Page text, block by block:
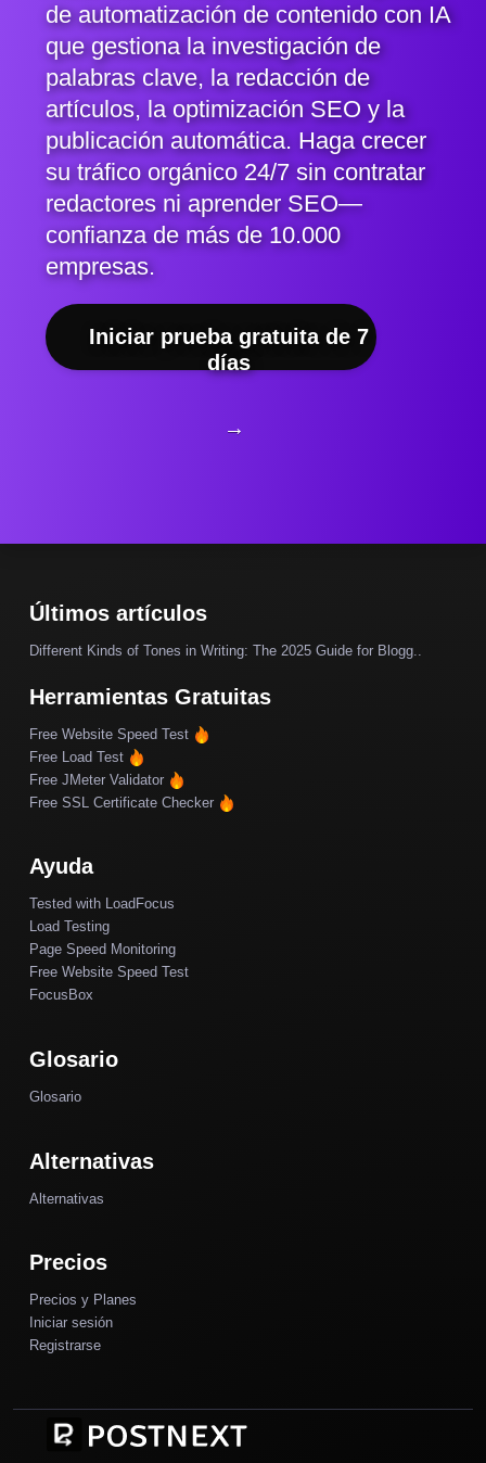
de automatización de contenido con IA
que gestiona la investigación de
palabras clave, la redacción de
artículos, la optimización SEO y la
publicación automática. Haga crecer
su tráfico orgánico 24/7 sin contratar
redactores ni aprender SEO—
confianza de más de 10.000
empresas.
Iniciar prueba gratuita de 7
días
→
Últimos artículos
Different Kinds of Tones in Writing: The 2025 Guide for Blogg..
Herramientas Gratuitas
Free Website Speed Test
Free Load Test
Free JMeter Validator
Free SSL Certificate Checker
Ayuda
Tested with LoadFocus
Load Testing
Page Speed Monitoring
Free Website Speed Test
FocusBox
Glosario
Glosario
Alternativas
Alternativas
Precios
Precios y Planes
Iniciar sesión
Registrarse